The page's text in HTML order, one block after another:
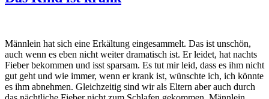
Männlein hat sich eine Erkältung eingesammelt. Das ist unschön,
auch wenn es eben nicht weiter dramatisch ist. Er leidet, hat nachts
Fieber bekommen und isst sparsam. Es tut mir leid, dass es ihm nicht
gut geht und wie immer, wenn er krank ist, wünschte ich, ich könnte
es ihm abnehmen. Gleichzeitig sind wir als Eltern aber auch durch